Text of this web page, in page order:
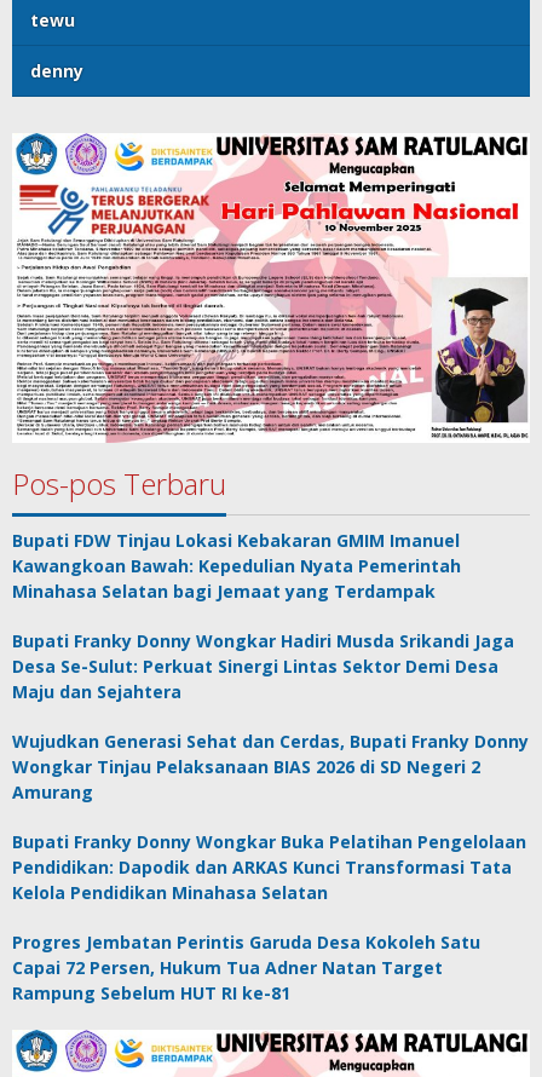
tewu
denny
Pos-pos Terbaru
Bupati FDW Tinjau Lokasi Kebakaran GMIM Imanuel
Kawangkoan Bawah: Kepedulian Nyata Pemerintah
Minahasa Selatan bagi Jemaat yang Terdampak
Bupati Franky Donny Wongkar Hadiri Musda Srikandi Jaga
Desa Se-Sulut: Perkuat Sinergi Lintas Sektor Demi Desa
Maju dan Sejahtera
Wujudkan Generasi Sehat dan Cerdas, Bupati Franky Donny
Wongkar Tinjau Pelaksanaan BIAS 2026 di SD Negeri 2
Amurang
Bupati Franky Donny Wongkar Buka Pelatihan Pengelolaan
Pendidikan: Dapodik dan ARKAS Kunci Transformasi Tata
Kelola Pendidikan Minahasa Selatan
Progres Jembatan Perintis Garuda Desa Kokoleh Satu
Capai 72 Persen, Hukum Tua Adner Natan Target
Rampung Sebelum HUT RI ke-81